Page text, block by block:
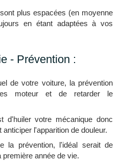
plus espacées (en moyenne
en étant adaptées à vos
- Prévention :
de votre voiture, la prévention
moteur et de retarder le
d'huiler votre mécanique donc
l'apparition de douleur.
la prévention, l'idéal serait de
année de vie.